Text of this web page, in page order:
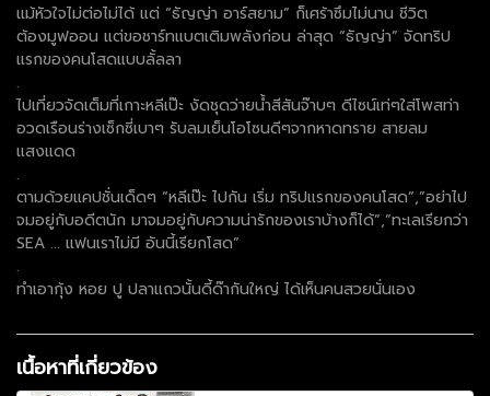
แม้หัวใจไม่ต่อไม่ได้ แต่ “ธัญญ่า อาร์สยาม” ก็เศร้าซึมไม่นาน ชีวิต
ต้องมูฟออน แต่ขอชาร์ทแบตเติมพลังก่อน ล่าสุด “ธัญญ่า” จัดทริป
แรกของคนโสดแบบลั้ลลา
.
ไปเที่ยวจัดเต็มที่เกาะหลีเป๊ะ งัดชุดว่ายน้ำสีสันจ๊าบๆ ดีไซน์เท่ๆใส่โพสท่า
อวดเรือนร่างเซ็กซี่เบาๆ รับลมเย็นโอโซนดีๆจากหาดทราย สายลม
แสงแดด
.
ตามด้วยแคปชั่นเด็ดๆ “หลีเป๊ะ ไปกัน เริ่ม ทริปแรกของคนโสด”,”อย่าไป
จมอยู่กับอดีตนัก มาจมอยู่กับความน่ารักของเราบ้างก็ได้”,”ทะเลเรียกว่า
SEA ... แฟนเราไม่มี อันนี้เรียกโสด”
.
ทำเอากุ้ง หอย ปู ปลาแถวนั้นดี้ด๊ากันใหญ่ ได้เห็นคนสวยนั่นเอง
เนื้อหาที่เกี่ยวข้อง